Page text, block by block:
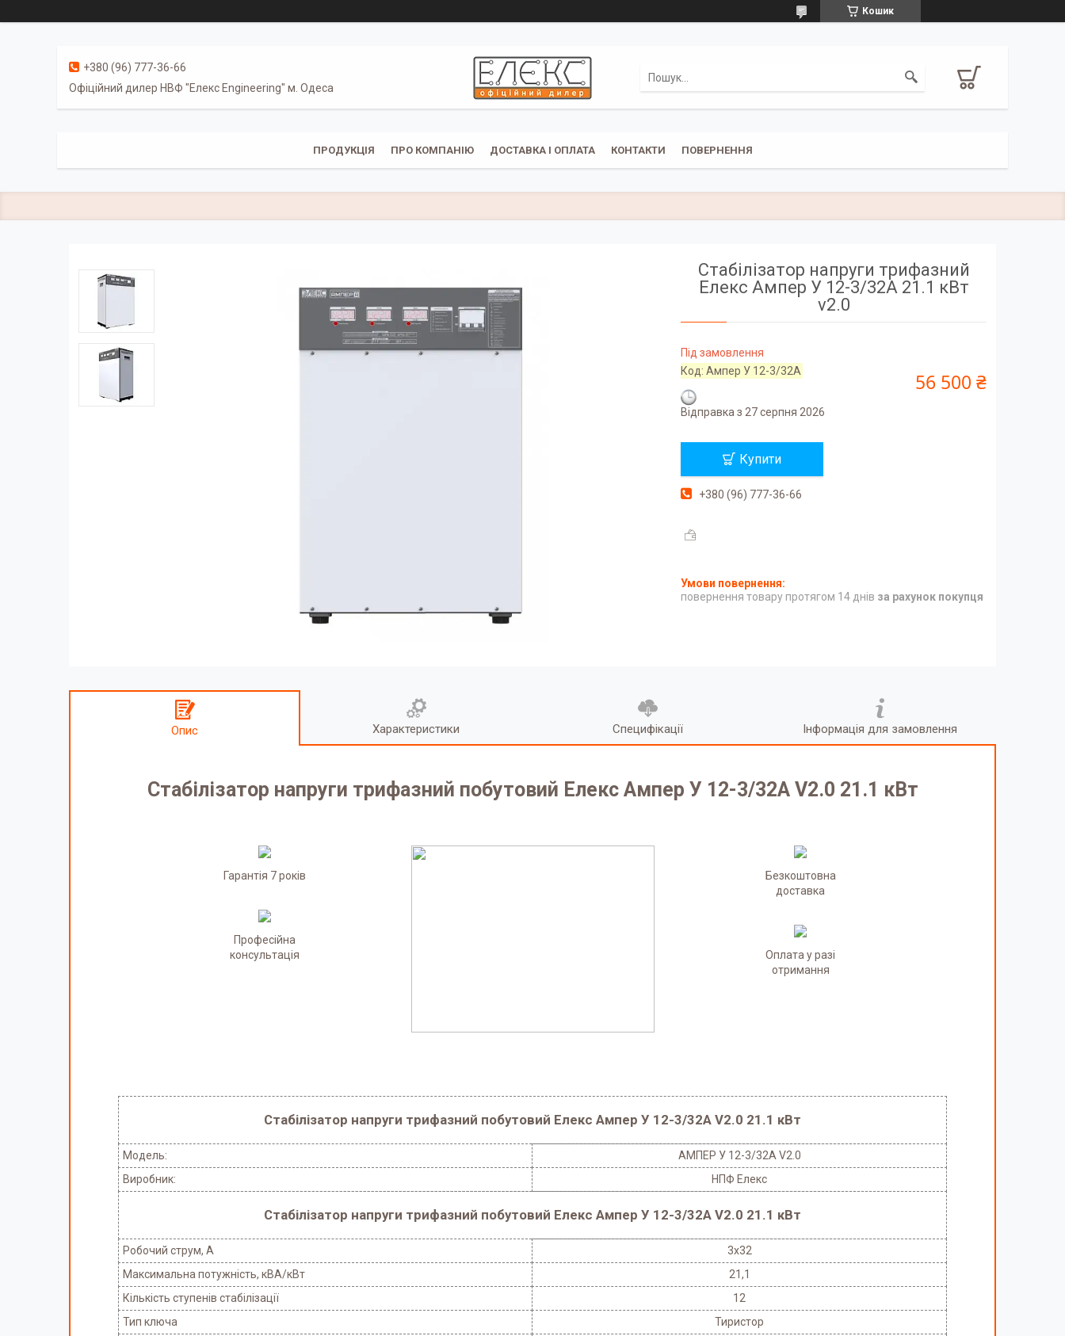
Кошик
+380 (96) 777-36-66
Офіційний дилер НВФ "Елекс Engineering" м. Одеса
ПРОДУКЦІЯ ПРО КОМПАНІЮ ДОСТАВКА І ОПЛАТА КОНТАКТИ ПОВЕРНЕННЯ
Стабілізатор напруги трифазний
Елекс Ампер У 12-3/32А 21.1 кВт
v2.0
Під замовлення
Код:Ампер У 12-3/32А
Відправка з 27 серпня 2026
56 500 ₴
Купити
+380 (96) 777-36-66
повернення товару протягом 14 днів за рахунок покупця
Опис Характеристики Специфікації Інформація для замовлення
Стабілізатор напруги трифазний побутовий Елекс Ампер У 12-3/32А V2.0 21.1 кВт
Гарантія 7 років
Професійна
консультація
Безкоштовна
доставка
Оплата у разі
отримання
Стабілізатор напруги трифазний побутовий Елекс Ампер У 12-3/32А V2.0 21.1 кВт
Модель:
АМПЕР У 12-3/32A V2.0
Виробник:
НПФ Елекс
Стабілізатор напруги трифазний побутовий Елекс Ампер У 12-3/32А V2.0 21.1 кВт
Робочий струм, А
3x32
Максимальна потужність, кВА/кВт
21,1
Кількість ступенів стабілізації
12
Тип ключа
Тиристор